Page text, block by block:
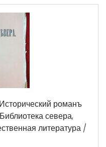
романъ
севера,
литература /